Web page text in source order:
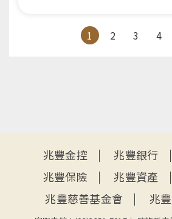
1 2 3 4
兆豐金控 兆豐銀行
兆豐保險
兆豐資產
兆豐慈善基金會
兆